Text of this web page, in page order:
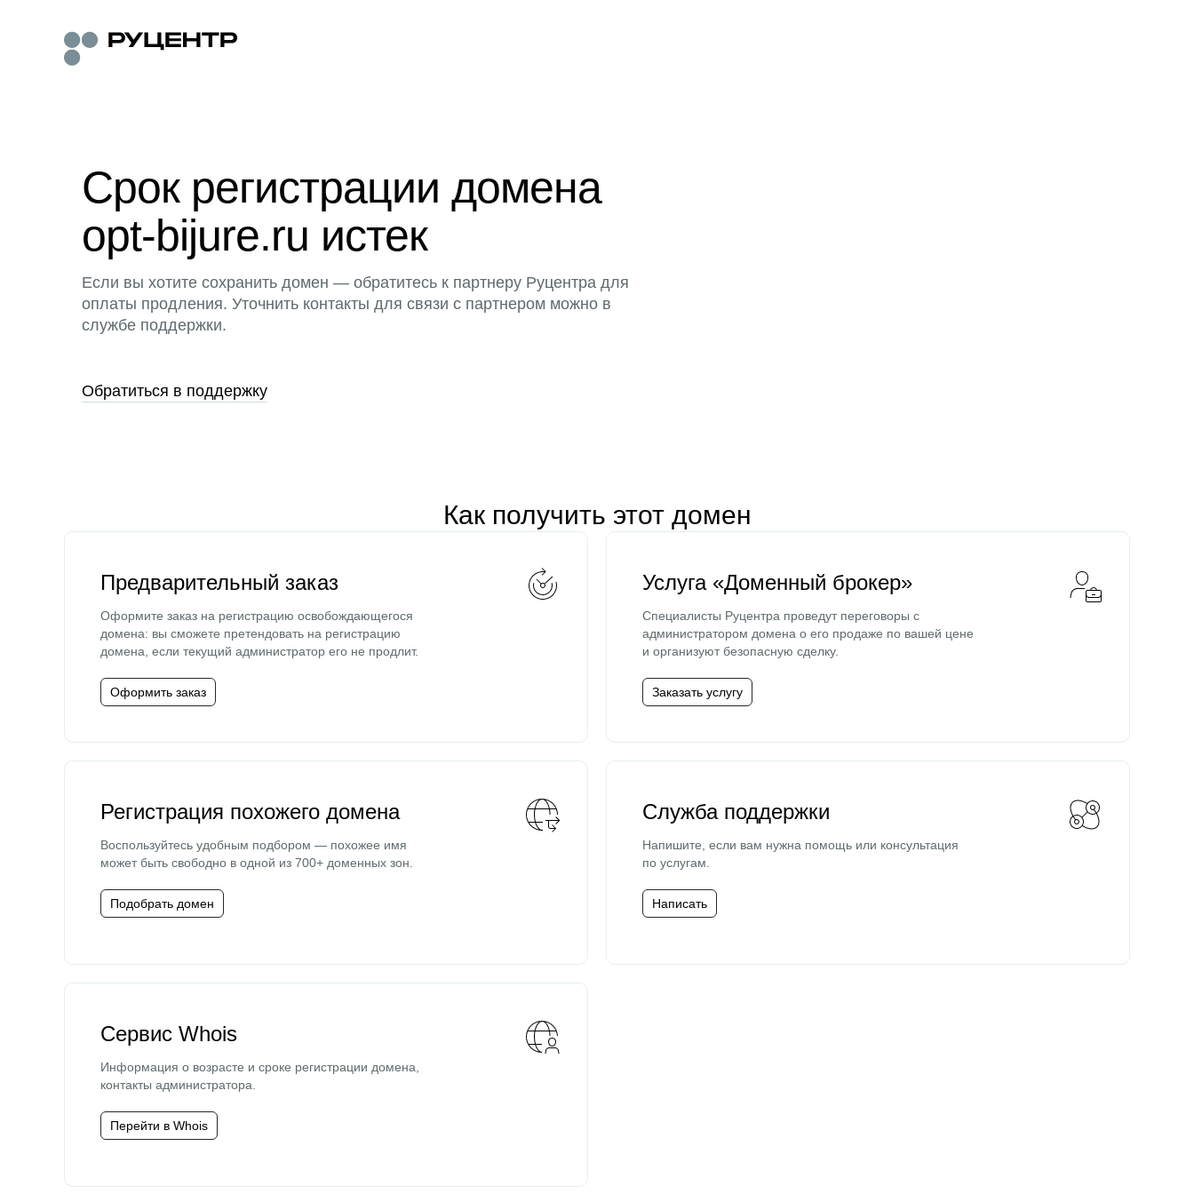
Срок регистрации домена
opt-bijure.ru истек
Если вы хотите сохранить домен — обратитесь к партнеру Руцентра для
оплаты продления. Уточнить контакты для связи с партнером можно в
службе поддержки.
Обратиться в поддержку
Как получить этот домен
Предварительный заказ
Оформите заказ на регистрацию освобождающегося
домена: вы сможете претендовать на регистрацию
домена, если текущий администратор его не продлит.
Оформить заказ
Услуга «Доменный брокер»
Специалисты Руцентра проведут переговоры с
администратором домена о его продаже по вашей цене
и организуют безопасную сделку.
Заказать услугу
Регистрация похожего домена
Воспользуйтесь удобным подбором — похожее имя
может быть свободно в одной из 700+ доменных зон.
Подобрать домен
Служба поддержки
Напишите, если вам нужна помощь или консультация
по услугам.
Написать
Сервис Whois
Информация о возрасте и сроке регистрации домена,
контакты администратора.
Перейти в Whois